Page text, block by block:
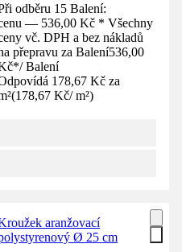
odběru 15 Balení:
— 536,00 Kč * Všechny
vč. DPH a bez nákladů
přepravu za Balení536,00
*/ Balení
178,67 Kč za
(178,67 Kč/ m²)
aranžovací
Ø 25 cm